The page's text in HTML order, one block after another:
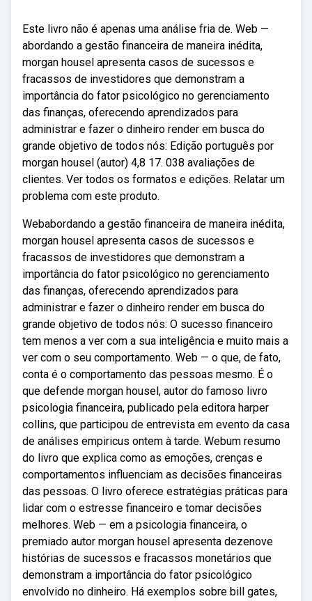
Este livro não é apenas uma análise fria de. Web —
abordando a gestão financeira de maneira inédita,
morgan housel apresenta casos de sucessos e
fracassos de investidores que demonstram a
importância do fator psicológico no gerenciamento
das finanças, oferecendo aprendizados para
administrar e fazer o dinheiro render em busca do
grande objetivo de todos nós: Edição português por
morgan housel (autor) 4,8 17. 038 avaliações de
clientes. Ver todos os formatos e edições. Relatar um
problema com este produto.
Webabordando a gestão financeira de maneira inédita,
morgan housel apresenta casos de sucessos e
fracassos de investidores que demonstram a
importância do fator psicológico no gerenciamento
das finanças, oferecendo aprendizados para
administrar e fazer o dinheiro render em busca do
grande objetivo de todos nós: O sucesso financeiro
tem menos a ver com a sua inteligência e muito mais a
ver com o seu comportamento. Web — o que, de fato,
conta é o comportamento das pessoas mesmo. É o
que defende morgan housel, autor do famoso livro
psicologia financeira, publicado pela editora harper
collins, que participou de entrevista em evento da casa
de análises empiricus ontem à tarde. Webum resumo
do livro que explica como as emoções, crenças e
comportamentos influenciam as decisões financeiras
das pessoas. O livro oferece estratégias práticas para
lidar com o estresse financeiro e tomar decisões
melhores. Web — em a psicologia financeira, o
premiado autor morgan housel apresenta dezenove
histórias de sucessos e fracassos monetários que
demonstram a importância do fator psicológico
envolvido no dinheiro. Há exemplos sobre bill gates,